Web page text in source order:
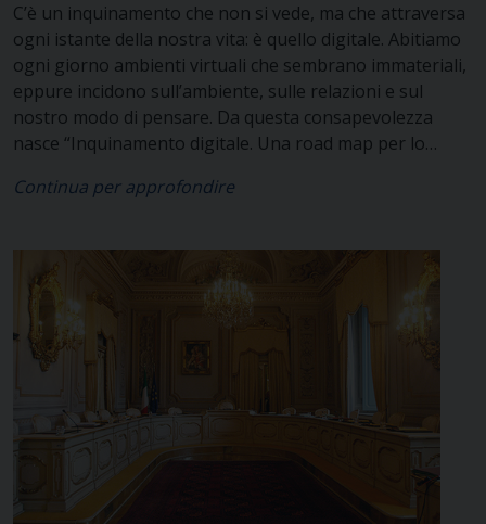
C’è un inquinamento che non si vede, ma che attraversa
ogni istante della nostra vita: è quello digitale. Abitiamo
ogni giorno ambienti virtuali che sembrano immateriali,
eppure incidono sull’ambiente, sulle relazioni e sul
nostro modo di pensare. Da questa consapevolezza
nasce “Inquinamento digitale. Una road map per lo
nel contesto degli ambienti digitali”, il primo documento
strumenti per comprendere e orientarsi in una
trasformazione che interpella la dignità della persona, la
responsabilità sociale e gli stili di vita. Il documento ha
inaugurato, lo scorso sabato 18 aprile, S&V Focus Plus
sulle pagine di Avvenire, nuovo spazio di
approfondimento tra scienza ed etica. La versione
integrale del documento sull’inquinamento digitale è
disponibile su questo sito, clicca QUI per scaricare…
Continua per approfondire